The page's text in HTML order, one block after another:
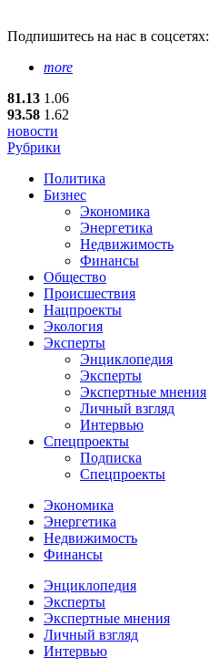
Подпишитесь на нас в соцсетях:
more
81.13 1.06
93.58 1.62
новости
Рубрики
Политика
Бизнес
Экономика
Энергетика
Недвижимость
Финансы
Общество
Происшествия
Нацпроекты
Экология
Эксперты
Энциклопедия
Эксперты
Экспертные мнения
Личный взгляд
Интервью
Спецпроекты
Подписка
Спецпроекты
Экономика
Энергетика
Недвижимость
Финансы
Энциклопедия
Эксперты
Экспертные мнения
Личный взгляд
Интервью